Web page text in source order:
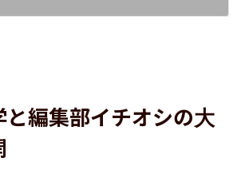
と編集部イチオシの大